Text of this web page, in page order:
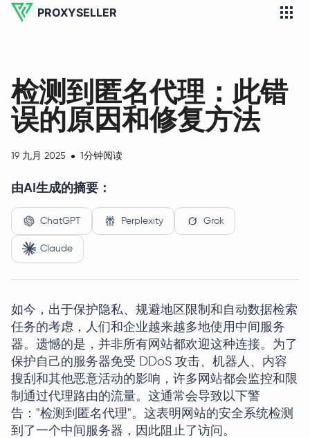
PROXYSELLER
检测到匿名代理：此错
误的原因和修复方法
19 九月 2025 1分钟阅读
由AI生成的摘要：
ChatGPT Perplexity Grok
Claude
如今，出于保护隐私、规避地区限制和自动数据检索
任务的考虑，人们和企业越来越多地使用中间服务
器。遗憾的是，并非所有网站都欢迎这种连接。为了
保护自己的服务器免受 DDoS 攻击、机器人、内容
搜刮和其他恶意活动的影响，许多网站都会监控和限
制通过代理路由的流量。这通常会导致以下警
告："检测到匿名代理"。这表明网站的安全系统检测
到了一个中间服务器，因此阻止了访问。